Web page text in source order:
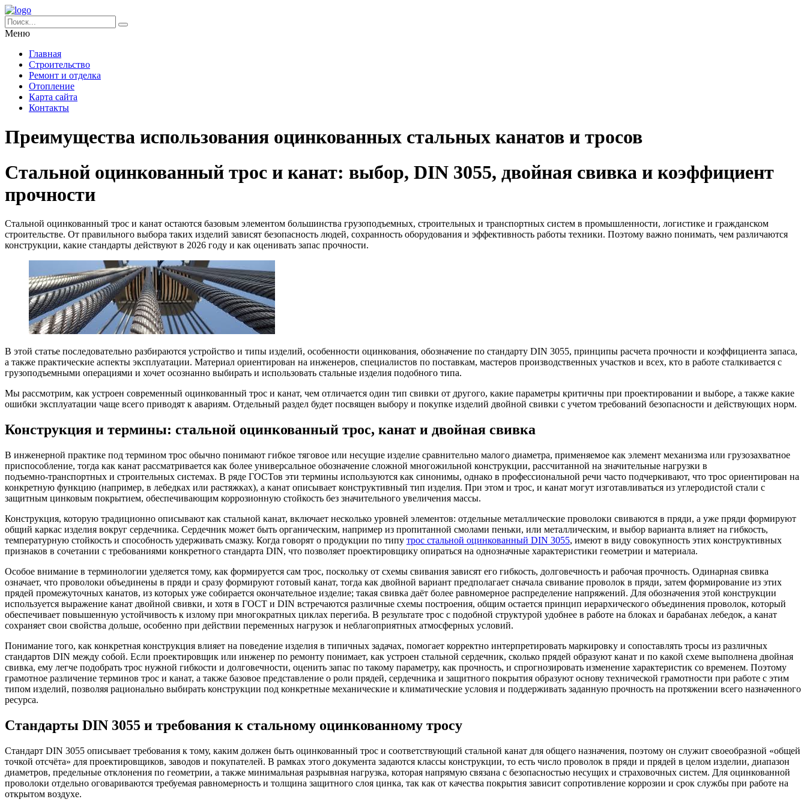
Меню
Главная
Строительство
Ремонт и отделка
Отопление
Карта сайта
Контакты
Преимущества использования оцинкованных стальных канатов и тросов
Стальной оцинкованный трос и канат: выбор, DIN 3055, двойная свивка и коэффициент
прочности
Стальной оцинкованный трос и канат остаются базовым элементом большинства грузоподъемных, строительных и транспортных систем в промышленности, логистике и гражданском
строительстве. От правильного выбора таких изделий зависят безопасность людей, сохранность оборудования и эффективность работы техники. Поэтому важно понимать, чем различаются
конструкции, какие стандарты действуют в 2026 году и как оценивать запас прочности.
В этой статье последовательно разбираются устройство и типы изделий, особенности оцинкования, обозначение по стандарту DIN 3055, принципы расчета прочности и коэффициента запаса,
а также практические аспекты эксплуатации. Материал ориентирован на инженеров, специалистов по поставкам, мастеров производственных участков и всех, кто в работе сталкивается с
грузоподъемными операциями и хочет осознанно выбирать и использовать стальные изделия подобного типа.
Мы рассмотрим, как устроен современный оцинкованный трос и канат, чем отличается один тип свивки от другого, какие параметры критичны при проектировании и выборе, а также какие
ошибки эксплуатации чаще всего приводят к авариям. Отдельный раздел будет посвящен выбору и покупке изделий двойной свивки с учетом требований безопасности и действующих норм.
Конструкция и термины: стальной оцинкованный трос, канат и двойная свивка
В инженерной практике под термином трос обычно понимают гибкое тяговое или несущие изделие сравнительно малого диаметра, применяемое как элемент механизма или грузозахватное
приспособление, тогда как канат рассматривается как более универсальное обозначение сложной многожильной конструкции, рассчитанной на значительные нагрузки в
подъемно‑транспортных и строительных системах. В ряде ГОСТов эти термины используются как синонимы, однако в профессиональной речи часто подчеркивают, что трос ориентирован на
конкретную функцию (например, в лебедках или растяжках), а канат описывает конструктивный тип изделия. При этом и трос, и канат могут изготавливаться из углеродистой стали с
защитным цинковым покрытием, обеспечивающим коррозионную стойкость без значительного увеличения массы.
Конструкция, которую традиционно описывают как стальной канат, включает несколько уровней элементов: отдельные металлические проволоки свиваются в пряди, а уже пряди формируют
общий каркас изделия вокруг сердечника. Сердечник может быть органическим, например из пропитанной смолами пеньки, или металлическим, и выбор варианта влияет на гибкость,
температурную стойкость и способность удерживать смазку. Когда говорят о продукции по типу трос стальной оцинкованный DIN 3055, имеют в виду совокупность этих конструктивных
признаков в сочетании с требованиями конкретного стандарта DIN, что позволяет проектировщику опираться на однозначные характеристики геометрии и материала.
Особое внимание в терминологии уделяется тому, как формируется сам трос, поскольку от схемы свивания зависят его гибкость, долговечность и рабочая прочность. Одинарная свивка
означает, что проволоки объединены в пряди и сразу формируют готовый канат, тогда как двойной вариант предполагает сначала свивание проволок в пряди, затем формирование из этих
прядей промежуточных канатов, из которых уже собирается окончательное изделие; такая свивка даёт более равномерное распределение напряжений. Для обозначения этой конструкции
используется выражение канат двойной свивки, и хотя в ГОСТ и DIN встречаются различные схемы построения, общим остается принцип иерархического объединения проволок, который
обеспечивает повышенную устойчивость к излому при многократных циклах перегиба. В результате трос с подобной структурой удобнее в работе на блоках и барабанах лебедок, а канат
сохраняет свои свойства дольше, особенно при действии переменных нагрузок и неблагоприятных атмосферных условий.
Понимание того, как конкретная конструкция влияет на поведение изделия в типичных задачах, помогает корректно интерпретировать маркировку и сопоставлять тросы из различных
стандартов DIN между собой. Если проектировщик или инженер по ремонту понимает, как устроен стальной сердечник, сколько прядей образуют канат и по какой схеме выполнена двойная
свивка, ему легче подобрать трос нужной гибкости и долговечности, оценить запас по такому параметру, как прочность, и спрогнозировать изменение характеристик со временем. Поэтому
грамотное различение терминов трос и канат, а также базовое представление о роли прядей, сердечника и защитного покрытия образуют основу технической грамотности при работе с этим
типом изделий, позволяя рационально выбирать конструкции под конкретные механические и климатические условия и поддерживать заданную прочность на протяжении всего назначенного
ресурса.
Стандарты DIN 3055 и требования к стальному оцинкованному тросу
Стандарт DIN 3055 описывает требования к тому, каким должен быть оцинкованный трос и соответствующий стальной канат для общего назначения, поэтому он служит своеобразной «общей
точкой отсчёта» для проектировщиков, заводов и покупателей. В рамках этого документа задаются классы конструкции, то есть число проволок в пряди и прядей в целом изделии, диапазон
диаметров, предельные отклонения по геометрии, а также минимальная разрывная нагрузка, которая напрямую связана с безопасностью несущих и страховочных систем. Для оцинкованной
проволоки отдельно оговариваются требуемая равномерность и толщина защитного слоя цинка, так как от качества покрытия зависит сопротивление коррозии и срок службы при работе на
открытом воздухе.